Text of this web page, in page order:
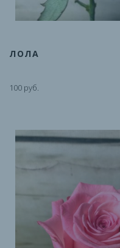
ЛОЛА
100 руб.